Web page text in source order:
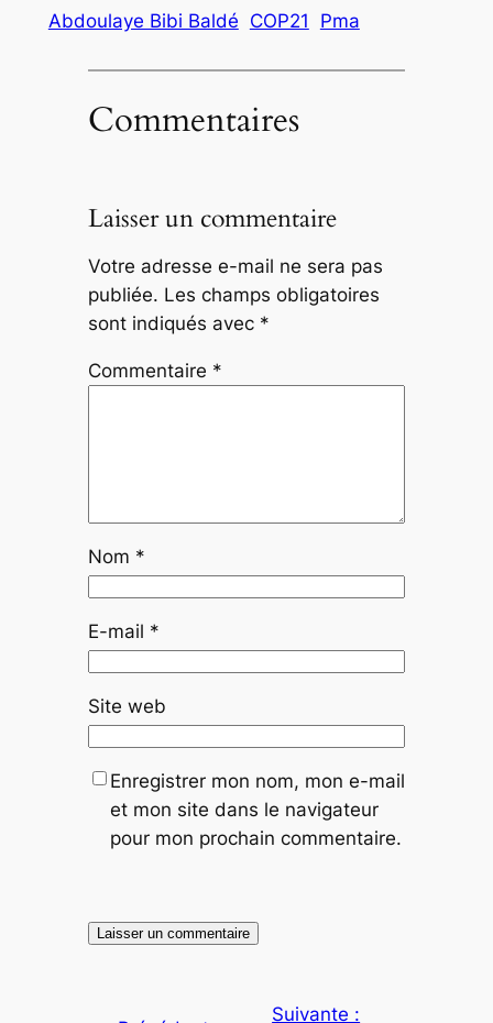
Abdoulaye Bibi Baldé COP21 Pma
Commentaires
Laisser un commentaire
Votre adresse e-mail ne sera pas
publiée. Les champs obligatoires
sont indiqués avec *
Commentaire *
Nom *
E-mail *
Site web
Enregistrer mon nom, mon e-mail
et mon site dans le navigateur
pour mon prochain commentaire.
Suivante :